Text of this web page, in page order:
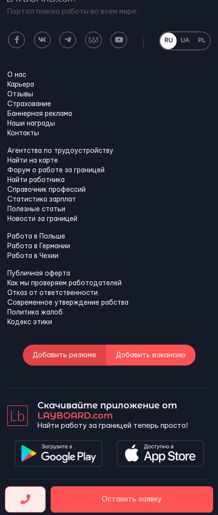
Оставить заявку
Портал поиска работы во всем мире.
RU UA PL
О нас
Карьера
Отзывы
Страхование
Баннерная реклама
Наши награды
Контакты
Агентства по трудоустройству
Найти на карте
Форум о работе за границей
Найти работника
Справочник профессий
Статистика зарплат
Полезные статьи
Новости за границей
Работа в Польше
Работа в Германии
Работа в Чехии
Публичная оферта
Как мы проверяем работодателей
Отказ от ответственности
Современное утверждение рабства
Политика жалоб
Кодекс этики
Добавить резюме Добавить вакансию
Скачивайте приложение от
LAYBOARD.com
Найти работу за границей теперь просто!
LAYBOARD, SL Copyright 2026 ©